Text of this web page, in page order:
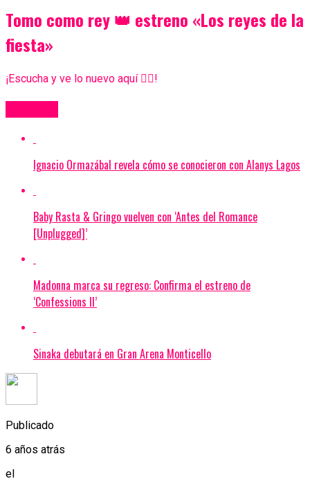
Tomo como rey 👑 estreno «Los reyes de la
fiesta»
¡Escucha y ve lo nuevo aquí 👇🏼!
Ignacio Ormazábal revela cómo se conocieron con Alanys Lagos
Baby Rasta & Gringo vuelven con ‘Antes del Romance
[Unplugged]’
Madonna marca su regreso: Confirma el estreno de
‘Confessions II’
Sinaka debutará en Gran Arena Monticello
Publicado
6 años atrás
el